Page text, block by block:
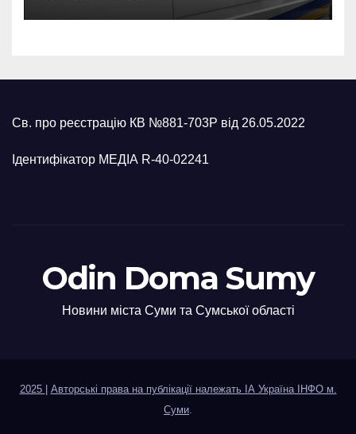
Св. про реєстрацію КВ №881-703Р від 26.05.2022
Ідентифікатор МЕДІА R-40-02241
Odin Doma Sumy
Новини міста Суми та Сумської області
2025
Авторські права на публікації належать ІА Україна ІНФО м.
Суми.